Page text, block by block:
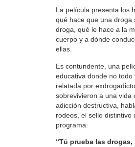
La película presenta los
qué hace que una droga
droga, qué le hace a la
cuerpo y a dónde
ellas.
Es contundente, una
educativa donde no todo
relatada por
sobrevivieron a una vida
adicción destructiva,
rodeos, el sello distintivo
programa:
“Tú prueba las drogas,